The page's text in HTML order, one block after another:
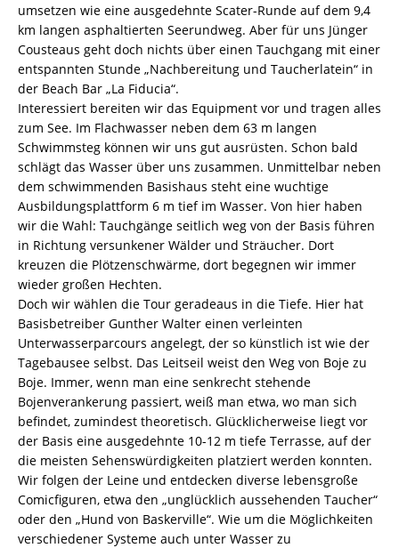
umsetzen wie eine ausgedehnte Scater-Runde auf dem 9,4
km langen asphaltierten Seerundweg. Aber für uns Jünger
Cousteaus geht doch nichts über einen Tauchgang mit einer
entspannten Stunde „Nachbereitung und Taucherlatein“ in
der Beach Bar „La Fiducia“.
Interessiert bereiten wir das Equipment vor und tragen alles
zum See. Im Flachwasser neben dem 63 m langen
Schwimmsteg können wir uns gut ausrüsten. Schon bald
schlägt das Wasser über uns zusammen. Unmittelbar neben
dem schwimmenden Basishaus steht eine wuchtige
Ausbildungsplattform 6 m tief im Wasser. Von hier haben
wir die Wahl: Tauchgänge seitlich weg von der Basis führen
in Richtung versunkener Wälder und Sträucher. Dort
kreuzen die Plötzenschwärme, dort begegnen wir immer
wieder großen Hechten.
Doch wir wählen die Tour geradeaus in die Tiefe. Hier hat
Basisbetreiber Gunther Walter einen verleinten
Unterwasserparcours angelegt, der so künstlich ist wie der
Tagebausee selbst. Das Leitseil weist den Weg von Boje zu
Boje. Immer, wenn man eine senkrecht stehende
Bojenverankerung passiert, weiß man etwa, wo man sich
befindet, zumindest theoretisch. Glücklicherweise liegt vor
der Basis eine ausgedehnte 10-12 m tiefe Terrasse, auf der
die meisten Sehenswürdigkeiten platziert werden konnten.
Wir folgen der Leine und entdecken diverse lebensgroße
Comicfiguren, etwa den „unglücklich aussehenden Taucher“
oder den „Hund von Baskerville“. Wie um die Möglichkeiten
verschiedener Systeme auch unter Wasser zu